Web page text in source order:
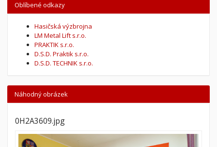
Oblíbené odkazy
Hasičská výzbrojna
LM Metal Lift s.r.o.
PRAKTIK s.r.o.
D.S.D. Praktik s.r.o.
D.S.D. TECHNIK s.r.o.
Náhodný obrázek
0H2A3609.jpg